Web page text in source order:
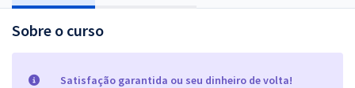
Sobre o curso
Satisfação garantida ou seu dinheiro de volta!